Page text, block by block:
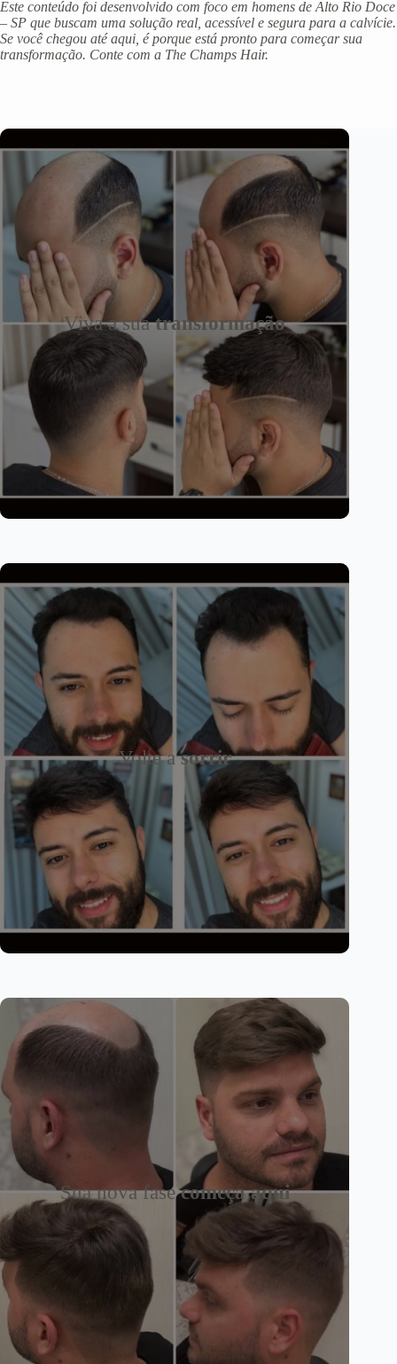
Este conteúdo foi desenvolvido com foco em homens de Alto Rio Doce
– SP que buscam uma solução real, acessível e segura para a calvície.
Se você chegou até aqui, é porque está pronto para começar sua
transformação. Conte com a The Champs Hair.
Viva a suatransformação
Volte asorrir
Sua nova fasecomeça aqui